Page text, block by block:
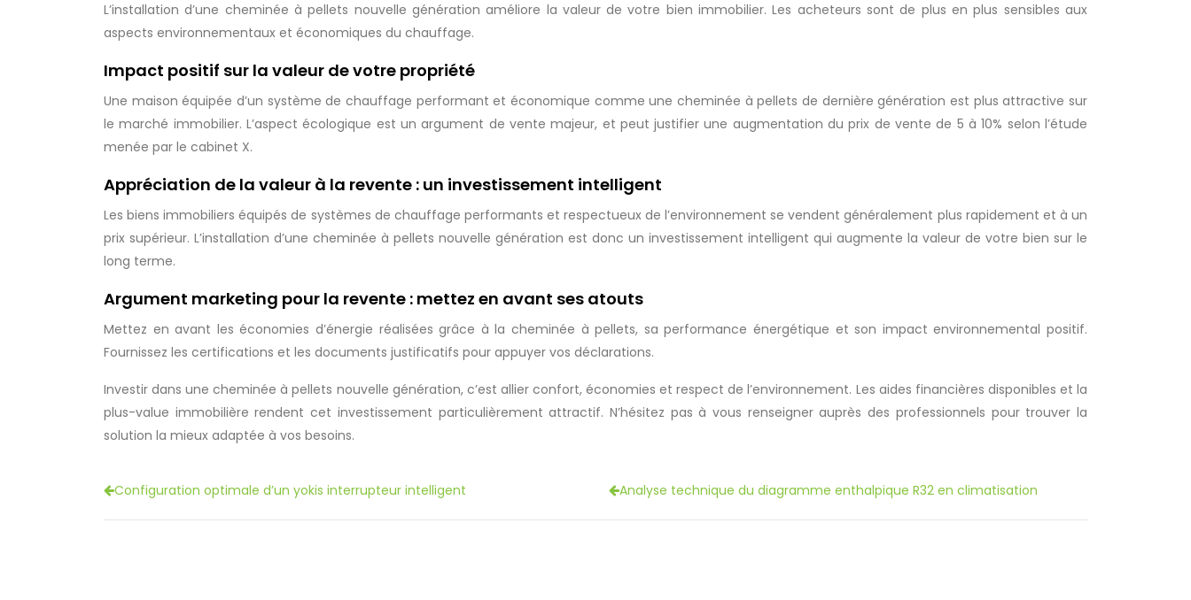
L’installation d’une cheminée à pellets nouvelle génération améliore la valeur de votre bien immobilier. Les acheteurs sont de plus en plus sensibles aux
aspects environnementaux et économiques du chauffage.
Impact positif sur la valeur de votre propriété
Une maison équipée d’un système de chauffage performant et économique comme une cheminée à pellets de dernière génération est plus attractive sur
le marché immobilier. L’aspect écologique est un argument de vente majeur, et peut justifier une augmentation du prix de vente de 5 à 10% selon l’étude
menée par le cabinet X.
Appréciation de la valeur à la revente : un investissement intelligent
Les biens immobiliers équipés de systèmes de chauffage performants et respectueux de l’environnement se vendent généralement plus rapidement et à un
prix supérieur. L’installation d’une cheminée à pellets nouvelle génération est donc un investissement intelligent qui augmente la valeur de votre bien sur le
long terme.
Argument marketing pour la revente : mettez en avant ses atouts
Mettez en avant les économies d’énergie réalisées grâce à la cheminée à pellets, sa performance énergétique et son impact environnemental positif.
Fournissez les certifications et les documents justificatifs pour appuyer vos déclarations.
Investir dans une cheminée à pellets nouvelle génération, c’est allier confort, économies et respect de l’environnement. Les aides financières disponibles et la
plus-value immobilière rendent cet investissement particulièrement attractif. N’hésitez pas à vous renseigner auprès des professionnels pour trouver la
solution la mieux adaptée à vos besoins.
Configuration optimale d’un yokis interrupteur intelligent Analyse technique du diagramme enthalpique R32 en climatisation